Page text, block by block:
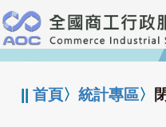
跳
到
主
要
:::
||首頁〉統計專區〉